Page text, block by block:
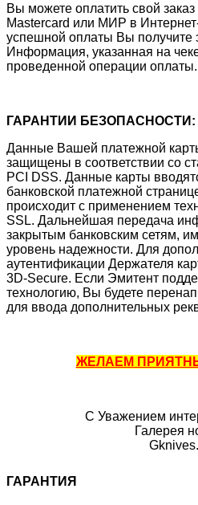
Вы можете оплатить свой
Mastercard или МИР в
успешной оплаты Вы получите
Информация, указанная на
проведенной операции оплаты.
ГАРАНТИИ БЕЗОПАСНОСТИ:
Данные Вашей платежной
защищены в соответствии со
PCI DSS. Данные карты
банковской платежной
происходит с применением
SSL. Дальнейшая передача
закрытым банковским сетям,
уровень надежности. Для
аутентификации Держателя
3D-Secure. Если Эмитент
технологию, Вы будете
для ввода дополнительных
ЖЕЛАЕМ
С Уважением
Галерея
ГАРАНТИЯ